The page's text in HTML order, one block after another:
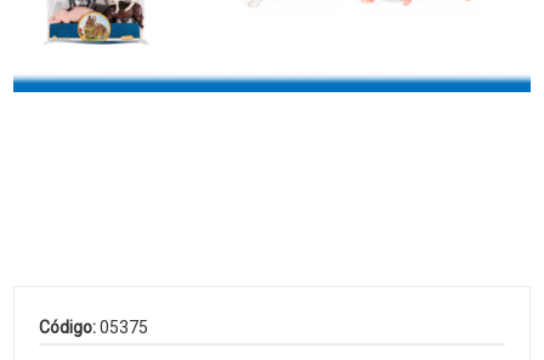
Código:05375